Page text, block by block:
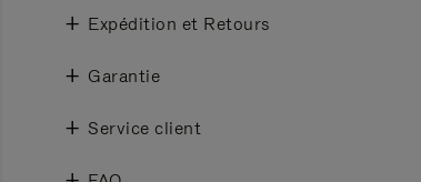
Expédition et Retours
Garantie
Service client